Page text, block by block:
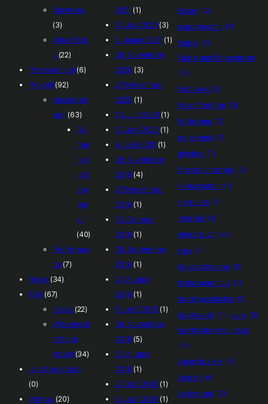
Showreel
(3)
Video/Clip
s (22)
Presseartikel (6)
Projekt(92)
Ausstellun
gen (63)
Ge
mei
nsc
haft
spr
oje
kt
(40)
Performan
ce (7)
Reise (34)
Text (67)
Essay (22)
Wissensch
aftliche
Arbeit(34)
Uncategorized
(0)
Vortrag (20)
2021 (1)
12. Juni 2021 (3)
1. Januar 2021 (1)
28. November
2020 (3)
27. November
2020 (1)
13. Juni 2020 (1)
12. Juni 2020 (1)
4. Juni 2020 (1)
28. November
2019 (4)
27. November
2019 (1)
13. Oktober
2019 (1)
28. September
2019 (1)
27. August
2019 (1)
12. Juni 2019 (1)
28. November
2018 (5)
27. August
2018 (1)
27. Juni 2018 (1)
12. Juni 2018 (1)
Essay (2)
experimental (7)
Farbe (2)
Farbe und Monochrom
(2)
Fotoserie (2)
found footage (2)
förderung (3)
geheimnis (1)
glitches (1)
Grossbildformat (2)
Halluzination (1)
Holzkiste (1)
InterRail (1)
Kinderbuch (3)
kino (1)
Kugelschreiber (2)
Kulturbundhaus (1)
Kunstgeschichte (2)
Kunstwerk (1) kyra (3)
Künstliche Intelligenz
(5)
Laserdrucke (5)
Leipzig (6)
Lockvogel (2)